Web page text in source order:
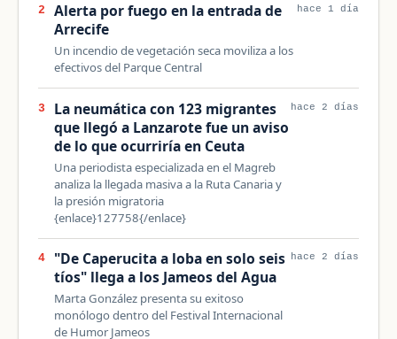
2
Alerta por fuego en la entrada de
Arrecife
Un incendio de vegetación seca moviliza a los
efectivos del Parque Central
hace 1 día
3
La neumática con 123 migrantes
que llegó a Lanzarote fue un aviso
de lo que ocurriría en Ceuta
Una periodista especializada en el Magreb
analiza la llegada masiva a la Ruta Canaria y
la presión migratoria
{enlace}127758{/enlace}
hace 2 días
4
"De Caperucita a loba en solo seis
tíos" llega a los Jameos del Agua
Marta González presenta su exitoso
monólogo dentro del Festival Internacional
de Humor Jameos
hace 2 días